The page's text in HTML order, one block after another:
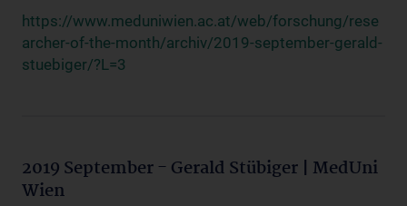
https://www.meduniwien.ac.at/web/forschung/rese
archer-of-the-month/archiv/2019-september-gerald-
stuebiger/?L=3
2019 September - Gerald Stübiger | MedUni
Wien